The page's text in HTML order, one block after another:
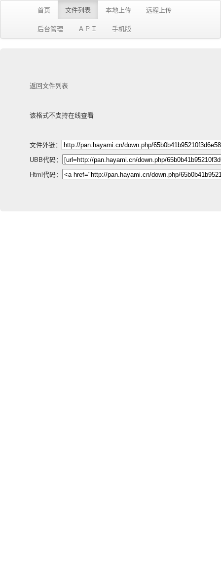
首页 文件列表 本地上传
远程上传
后台管理
ＡＰＩ 手机版
返回文件列表
----------
该格式不支持在线查看
文件外链：
UBB代码：
Html代码：